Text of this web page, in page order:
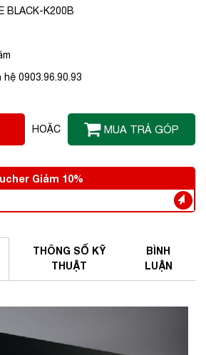
BLACK-K200B
hệ 0903.96.90.93
HOẶC MUA TRẢ GÓP
Giảm 10%
THÔNG SỐ KỸ
THUẬT
BÌNH
LUẬN